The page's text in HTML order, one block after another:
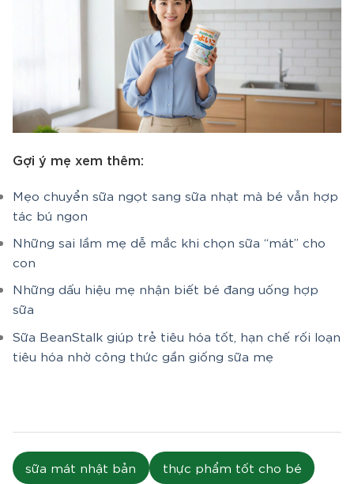
Gợi ý mẹ xem thêm:
Mẹo chuyển sữa ngọt sang sữa nhạt mà bé vẫn hợp
tác bú ngon
Những sai lầm mẹ dễ mắc khi chọn sữa “mát” cho
con
Những dấu hiệu mẹ nhận biết bé đang uống hợp
sữa
Sữa BeanStalk giúp trẻ tiêu hóa tốt, hạn chế rối loạn
tiêu hóa nhờ công thức gần giống sữa mẹ
sữa mát nhật bản thực phẩm tốt cho bé